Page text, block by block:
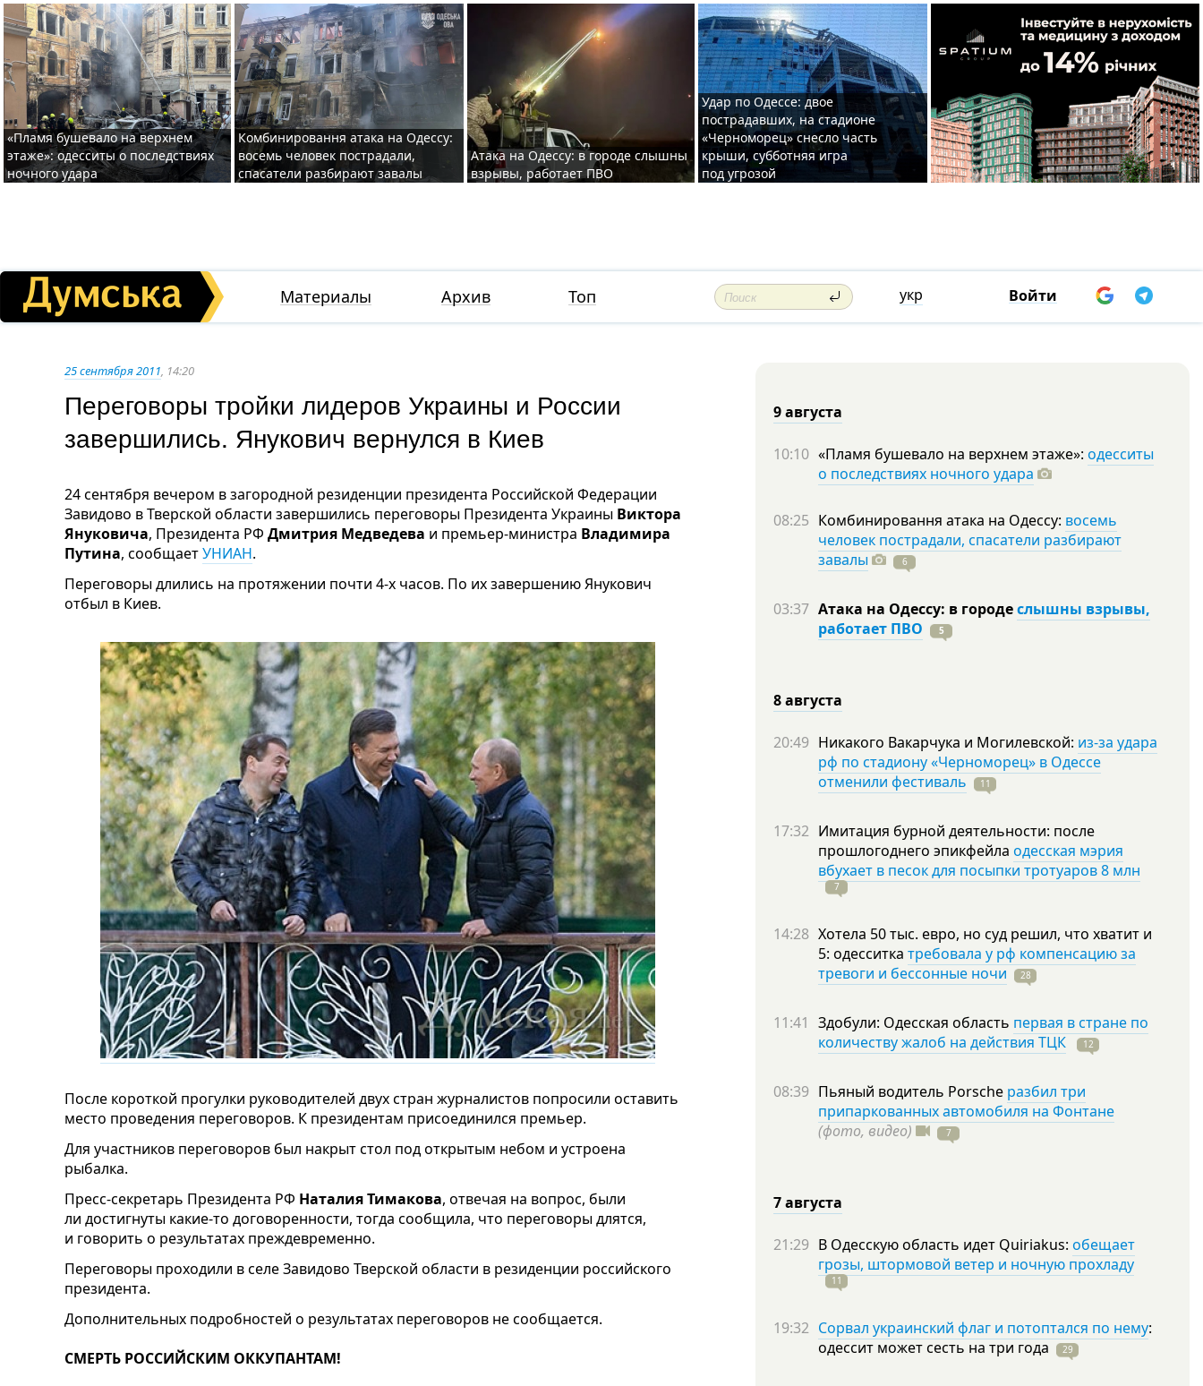
«Пламя бушевало на верхнем
этаже»: одесситы о последствиях
ночного удара
Комбинировання атака на Одессу:
восемь человек пострадали,
спасатели разбирают завалы
Атака на Одессу: в городе слышны
взрывы, работает ПВО
Удар по Одессе: двое
пострадавших, на стадионе
«Черноморец» снесло часть
крыши, субботняя игра
под угрозой
Материалы Архив Топ укр Войти
25 сентября 2011, 14:20
Переговоры тройки лидеров Украины и России
завершились. Янукович вернулся в Киев
24 сентября вечером в загородной резиденции президента Российской Федерации
Завидово в Тверской области завершились переговоры Президента Украины Виктора
Януковича, Президента РФ Дмитрия Медведева и премьер-министра Владимира
Путина, сообщаетУНИАН.
Переговоры длились на протяжении почти 4-х часов. По их завершению Янукович
отбыл в Киев.
После короткой прогулки руководителей двух стран журналистов попросили оставить
место проведения переговоров. К президентам присоединился премьер.
Для участников переговоров был накрыт стол под открытым небом и устроена
рыбалка.
Пресс-секретарь Президента РФ Наталия Тимакова, отвечая на вопрос, были
ли достигнуты какие-то договоренности, тогда сообщила, что переговоры длятся,
и говорить о результатах преждевременно.
Переговоры проходили в селе Завидово Тверской области в резиденции российского
президента.
Дополнительных подробностей о результатах переговоров не сообщается.
СМЕРТЬ РОССИЙСКИМ ОККУПАНТАМ!
9 августа
10:10 «Пламя бушевало на верхнем этаже»: одесситы
о последствиях ночного удара
08:25 Комбинировання атака на Одессу: восемь
человек пострадали, спасатели разбирают
завалы
6
03:37 Атака на Одессу: в городеслышны взрывы,
работает ПВО
5
8 августа
20:49 Никакого Вакарчука и Могилевской: из-за удара
рф по стадиону «Черноморец» в Одессе
отменили фестиваль
11
17:32 Имитация бурной деятельности: после
прошлогоднего эпикфейла одесская мэрия
вбухает в песок для посыпки тротуаров 8 млн
7
14:28 Хотела 50 тыс. евро, но суд решил, что хватит и
5: одесситка требовала у рф компенсацию за
тревоги и бессонные ночи
28
11:41 Здобули: Одесская область первая в стране по
количеству жалоб на действия ТЦК
12
08:39 Пьяный водитель Porsche разбил три
припаркованных автомобиля на Фонтане
(фото, видео)
7
7 августа
21:29 В Одесскую область идет Quiriakus: обещает
грозы, штормовой ветер и ночную прохладу
11
19:32 Сорвал украинский флаг и потоптался по нему:
одессит может сесть на три года 29